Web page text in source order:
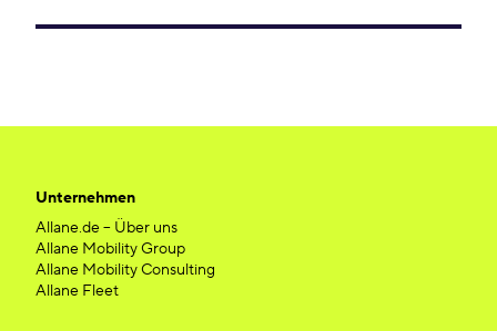
Unternehmen
Allane.de – Über uns
Allane Mobility Group
Allane Mobility Consulting
Allane Fleet